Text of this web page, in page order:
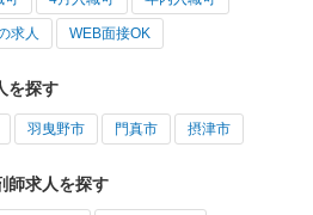
求人 WEB面接OK
を探す
羽曳野市 門真市 摂津市
師求人を探す